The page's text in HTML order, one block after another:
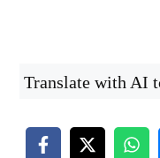
Translate with AI